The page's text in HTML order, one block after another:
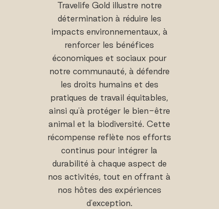
Travelife Gold illustre notre
détermination à réduire les
impacts environnementaux, à
renforcer les bénéfices
économiques et sociaux pour
notre communauté, à défendre
les droits humains et des
pratiques de travail équitables,
ainsi qu'à protéger le bien-être
animal et la biodiversité. Cette
récompense reflète nos efforts
continus pour intégrer la
durabilité à chaque aspect de
nos activités, tout en offrant à
nos hôtes des expériences
d'exception.